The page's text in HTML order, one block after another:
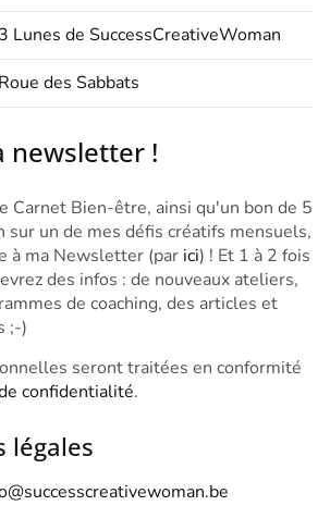
Lunes de SuccessCreativeWoman
des Sabbats
newsletter !
Carnet Bien-être, ainsi qu'un bon de 5
sur un de mes défis créatifs mensuels,
à ma Newsletter (par ici) ! Et 1 à 2 fois
des infos : de nouveaux ateliers,
de coaching, des articles et
;-)
seront traitées en conformité
confidentialité.
légales